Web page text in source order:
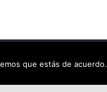
que estás de acuerdo.